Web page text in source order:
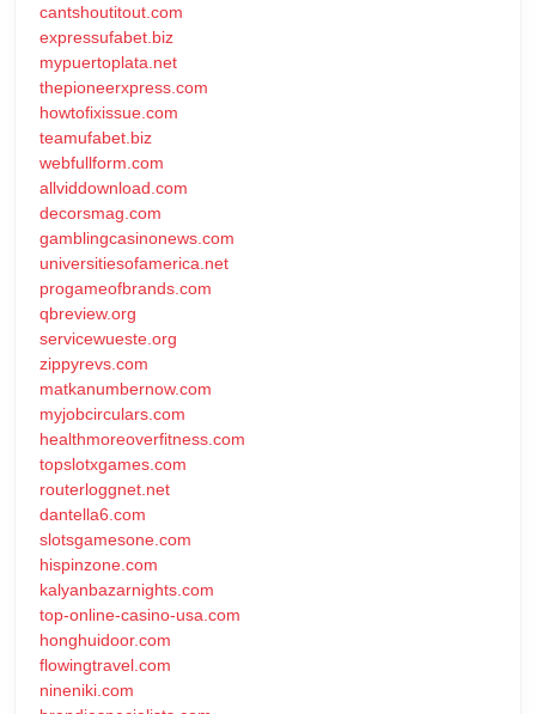
cantshoutitout.com
expressufabet.biz
mypuertoplata.net
thepioneerxpress.com
howtofixissue.com
teamufabet.biz
webfullform.com
allviddownload.com
decorsmag.com
gamblingcasinonews.com
universitiesofamerica.net
progameofbrands.com
qbreview.org
servicewueste.org
zippyrevs.com
matkanumbernow.com
myjobcirculars.com
healthmoreoverfitness.com
topslotxgames.com
routerloggnet.net
dantella6.com
slotsgamesone.com
hispinzone.com
kalyanbazarnights.com
top-online-casino-usa.com
honghuidoor.com
flowingtravel.com
nineniki.com